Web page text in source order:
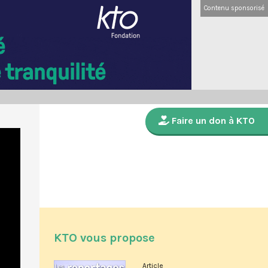
Contenu sponsorisé
Faire un don à KTO
KTO vous propose
Article